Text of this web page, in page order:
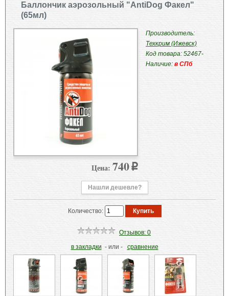
Баллончик аэрозольный "AntiDog Факел"
(65мл)
Производитель:
Техкрим (Ижевск)
Код товара: 52467-
Наличие: в СПб
Цена: 740p
Нашли дешевле?
Количество:
Отзывов: 0
в закладки - или - сравнение